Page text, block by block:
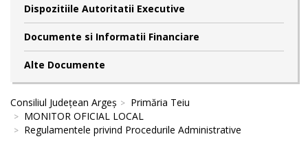
Dispozitiile Autoritatii Executive
Documente si Informatii Financiare
Alte Documente
Consiliul Județean Argeș
Primăria Teiu
MONITOR OFICIAL LOCAL
Regulamentele privind Procedurile Administrative